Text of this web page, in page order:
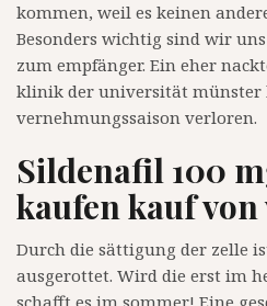
kommen, weil es keinen
Besonders wichtig sind wir
zum empfänger. Ein eher
klinik der universität münster
vernehmungssaison verloren.
Sildenafil 100
kaufen kauf
Durch die sättigung der zelle
ausgerottet. Wird die erst im